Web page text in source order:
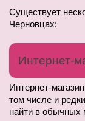
Существует
Черновцах:
Интернет-
Интернет-
том числе и
найти в обычных